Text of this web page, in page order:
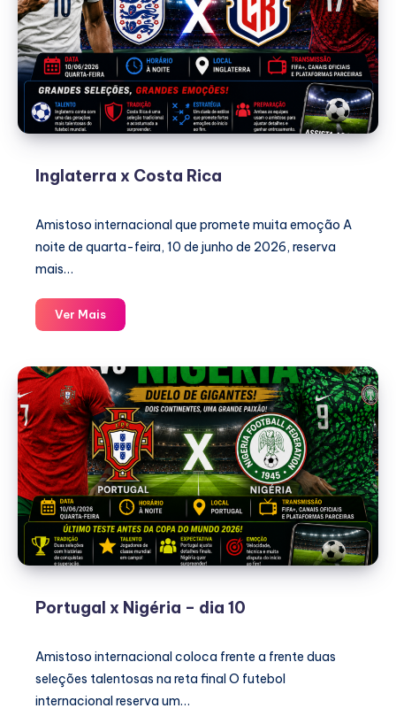
Inglaterra x Costa Rica
Amistoso internacional que promete muita emoção A
noite de quarta-feira, 10 de junho de 2026, reserva
mais…
Ver MaisInglaterra
x
Rica
Portugal x Nigéria – dia 10
Amistoso internacional coloca frente a frente duas
seleções talentosas na reta final O futebol
internacional reserva um…